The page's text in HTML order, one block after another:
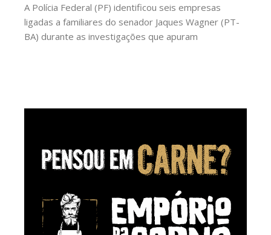
A Polícia Federal (PF) identificou seis empresas
ligadas a familiares do senador Jaques Wagner (PT-
BA) durante as investigações que apuram